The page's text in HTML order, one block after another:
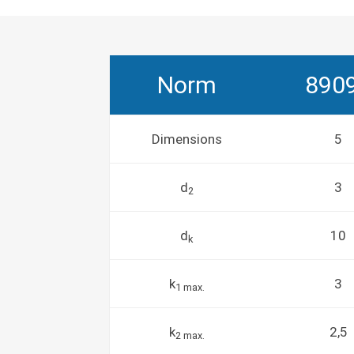
Norm
Dimensions 5
d2 3
dk 10
k1 max. 3
k2 max. 2,5